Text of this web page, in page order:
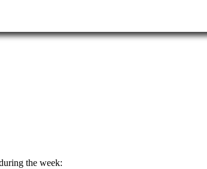
the week: